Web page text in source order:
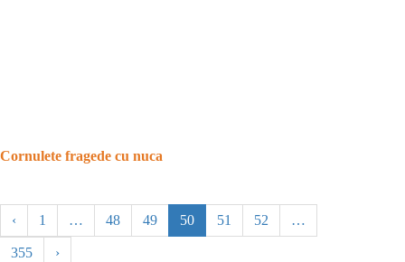
Cornulete fragede cu nuca
‹ 1 … 48 49 50 51 52 …
355 ›